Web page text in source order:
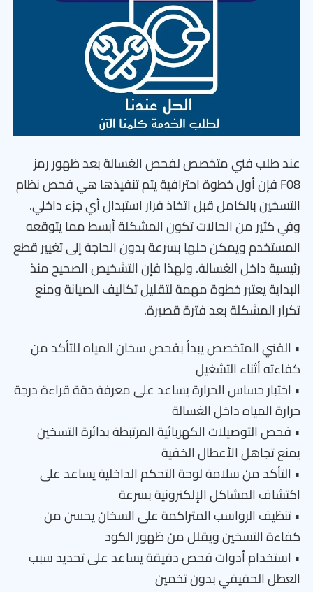
عند طلب فني متخصص لفحص الغسالة بعد ظهور رمز
F08 فإن أول خطوة احترافية يتم تنفيذها هي فحص نظام
التسخين بالكامل قبل اتخاذ قرار استبدال أي جزء داخلي.
وفي كثير من الحالات تكون المشكلة أبسط مما يتوقعه
المستخدم ويمكن حلها بسرعة بدون الحاجة إلى تغيير قطع
رئيسية داخل الغسالة. ولهذا فإن التشخيص الصحيح منذ
البداية يعتبر خطوة مهمة لتقليل تكاليف الصيانة ومنع
تكرار المشكلة بعد فترة قصيرة.
• الفني المتخصص يبدأ بفحص سخان المياه للتأكد من
كفاءته أثناء التشغيل
• اختبار حساس الحرارة يساعد على معرفة دقة قراءة درجة
حرارة المياه داخل الغسالة
• فحص التوصيلات الكهربائية المرتبطة بدائرة التسخين
يمنع تجاهل الأعطال الخفية
• التأكد من سلامة لوحة التحكم الداخلية يساعد على
اكتشاف المشاكل الإلكترونية بسرعة
• تنظيف الرواسب المتراكمة على السخان يحسن من
كفاءة التسخين ويقلل من ظهور الكود
• استخدام أدوات فحص دقيقة يساعد على تحديد سبب
العطل الحقيقي بدون تخمين